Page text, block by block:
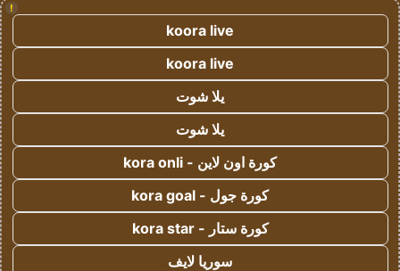
!
koora live
koora live
يلا شوت
يلا شوت
كورة اون لاين - kora onli
كورة جول - kora goal
كورة ستار - kora star
سوريا لايف